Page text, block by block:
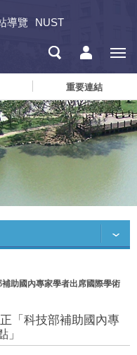
導覽 NUST
重要連結
補助國內專家學者出席國際學術
「科技部補助國內專